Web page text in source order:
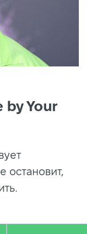
by Your
остановит,